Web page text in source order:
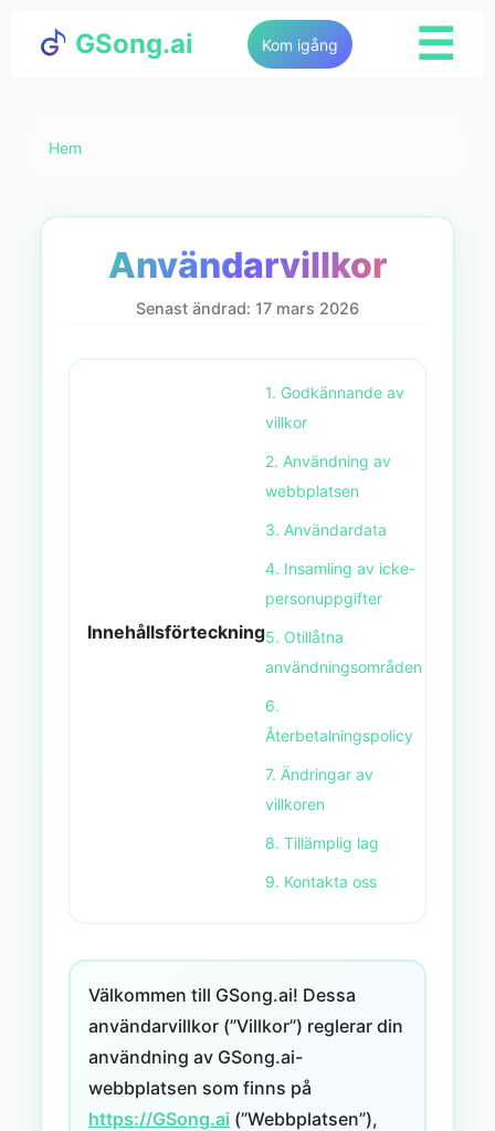
GSong.ai Kom igång ☰
Hem
Användarvillkor
Senast ändrad: 17 mars 2026
Innehållsförteckning
1. Godkännande av
villkor
2. Användning av
webbplatsen
3. Användardata
4. Insamling av icke-
personuppgifter
5. Otillåtna
användningsområden
6.
Återbetalningspolicy
7. Ändringar av
villkoren
8. Tillämplig lag
9. Kontakta oss
Välkommen till GSong.ai! Dessa
användarvillkor (”Villkor”) reglerar din
användning av GSong.ai-
webbplatsen som finns på
https://GSong.ai (”Webbplatsen”),